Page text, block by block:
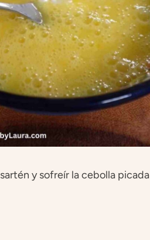
y sofreír la cebolla picada